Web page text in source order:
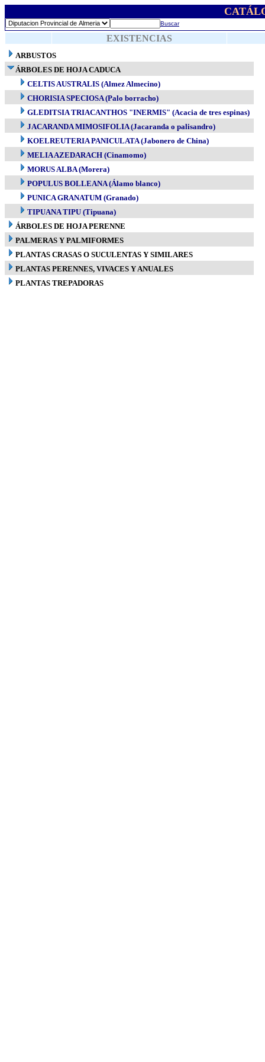
Buscar
EXISTENCIAS
ARBUSTOS
ÁRBOLES DE HOJA CADUCA
CELTIS AUSTRALIS (Almez Almecino)
CHORISIA SPECIOSA (Palo borracho)
GLEDITSIA TRIACANTHOS "INERMIS" (Acacia de tres espinas)
JACARANDA MIMOSIFOLIA (Jacaranda o palisandro)
KOELREUTERIA PANICULATA (Jabonero de China)
MELIA AZEDARACH (Cinamomo)
MORUS ALBA (Morera)
POPULUS BOLLEANA (Álamo blanco)
PUNICA GRANATUM (Granado)
TIPUANA TIPU (Tipuana)
ÁRBOLES DE HOJA PERENNE
PALMERAS Y PALMIFORMES
PLANTAS CRASAS O SUCULENTAS Y SIMILARES
PLANTAS PERENNES, VIVACES Y ANUALES
PLANTAS TREPADORAS